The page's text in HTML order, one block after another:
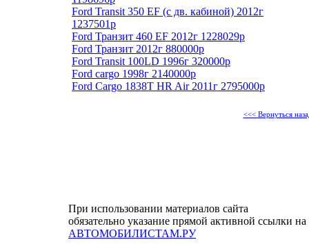
Ford Transit 350 EF (с дв. кабиной) 2012г
1237501р
Ford Транзит 460 EF 2012г 1228029р
Ford Транзит 2012г 880000р
Ford Transit 100LD 1996г 320000р
Ford cargo 1998г 2140000р
Ford Cargo 1838T HR Air 2011г 2795000р
<<< Вернуться
При использовании материалов сайта
обязательно указание прямой активной ссылки на
АВТОМОБИЛИСТАМ.РУ